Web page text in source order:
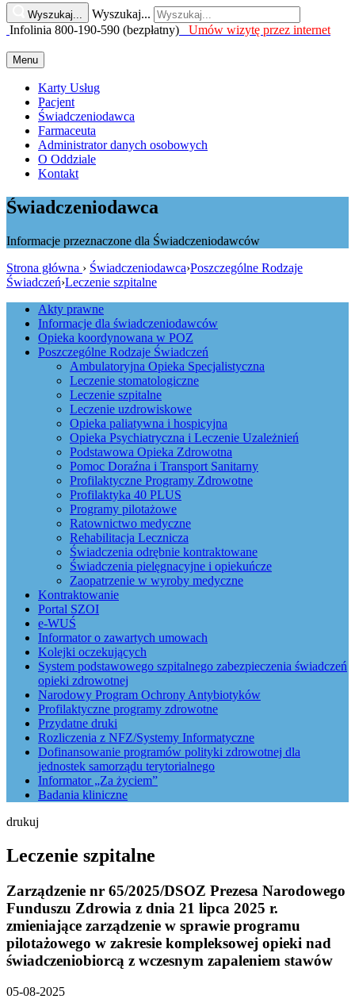
Wyszukaj...
Wyszukaj...
Infolinia 800-190-590 (bezpłatny)
Umów wizytę przez internet
Menu
Karty Usług
Pacjent
Świadczeniodawca
Farmaceuta
Administrator danych osobowych
O Oddziale
Kontakt
Świadczeniodawca
Informacje przeznaczone dla Świadczeniodawców
Strona główna › Świadczeniodawca›Poszczególne Rodzaje
Świadczeń›Leczenie szpitalne
Akty prawne
Informacje dla świadczeniodawców
Opieka koordynowana w POZ
Poszczególne Rodzaje Świadczeń
Ambulatoryjna Opieka Specjalistyczna
Leczenie stomatologiczne
Leczenie szpitalne
Leczenie uzdrowiskowe
Opieka paliatywna i hospicyjna
Opieka Psychiatryczna i Leczenie Uzależnień
Podstawowa Opieka Zdrowotna
Pomoc Doraźna i Transport Sanitarny
Profilaktyczne Programy Zdrowotne
Profilaktyka 40 PLUS
Programy pilotażowe
Ratownictwo medyczne
Rehabilitacja Lecznicza
Świadczenia odrębnie kontraktowane
Świadczenia pielęgnacyjne i opiekuńcze
Zaopatrzenie w wyroby medyczne
Kontraktowanie
Portal SZOI
e-WUŚ
Informator o zawartych umowach
Kolejki oczekujących
System podstawowego szpitalnego zabezpieczenia świadczeń
opieki zdrowotnej
Narodowy Program Ochrony Antybiotyków
Profilaktyczne programy zdrowotne
Przydatne druki
Rozliczenia z NFZ/Systemy Informatyczne
Dofinansowanie programów polityki zdrowotnej dla
jednostek samorządu terytorialnego
Informator „Za życiem”
Badania kliniczne
drukuj
Leczenie szpitalne
Zarządzenie nr 65/2025/DSOZ Prezesa Narodowego
Funduszu Zdrowia z dnia 21 lipca 2025 r.
zmieniające zarządzenie w sprawie programu
pilotażowego w zakresie kompleksowej opieki nad
świadczeniobiorcą z wczesnym zapaleniem stawów
05-08-2025